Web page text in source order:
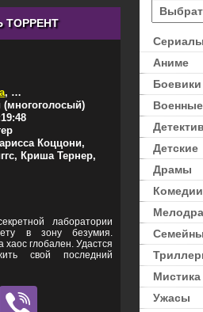
ТОРРЕНТ
, Боевики
Фантастика
Коццони,
Криша Тернер,
лаборатории
в зону безумия.
глобален. Удастся
свой последний
Сериалы
Аниме
Боевики
Военные
Детские
Драмы
Комедии
Мистика
Ужасы